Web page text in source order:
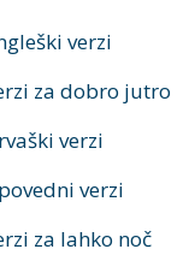
verzi
za dobro jutro
verzi
verzi
za lahko noč